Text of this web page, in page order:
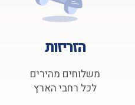
הזריזות
משלוחים מהירים
לכל רחבי הארץ